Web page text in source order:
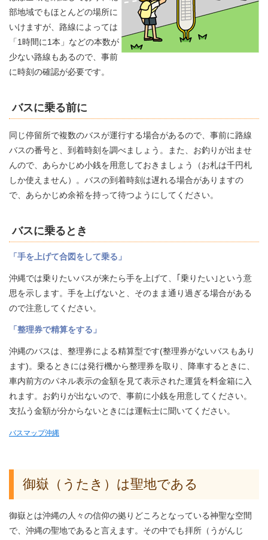
部地域でもほとんどの場所に
いけますが、路線によっては
「1時間に1本」などの本数が
少ない路線もあるので、事前
に時刻の確認が必要です。
バスに乗る前に
同じ停留所で複数のバスが運行する場合があるので、事前に路線
バスの番号と、到着時刻を調べましょう。また、お釣りが出ませ
んので、あらかじめ小銭を用意しておきましょう（お札は千円札
しか使えません）。バスの到着時刻は遅れる場合がありますの
で、あらかじめ余裕を持って待つようにしてください。
バスに乗るとき
「手を上げて合図をして乗る」
沖縄では乗りたいバスが来たら手を上げて、｢乗りたい｣という意
思を示します。手を上げないと、そのまま通り過ぎる場合がある
ので注意してください。
「整理券で精算をする」
沖縄のバスは、整理券による精算型です(整理券がないバスもあり
ます)。乗るときには発行機から整理券を取り、降車するときに、
車内前方のパネル表示の金額を見て表示された運賃を料金箱に入
れます。お釣りが出ないので、事前に小銭を用意してください。
支払う金額が分からないときには運転士に聞いてください。
バスマップ沖縄
御嶽（うたき）は聖地である
御嶽とは沖縄の人々の信仰の拠りどころとなっている神聖な空間
で、沖縄の聖地であると言えます。その中でも拝所（うがんじ